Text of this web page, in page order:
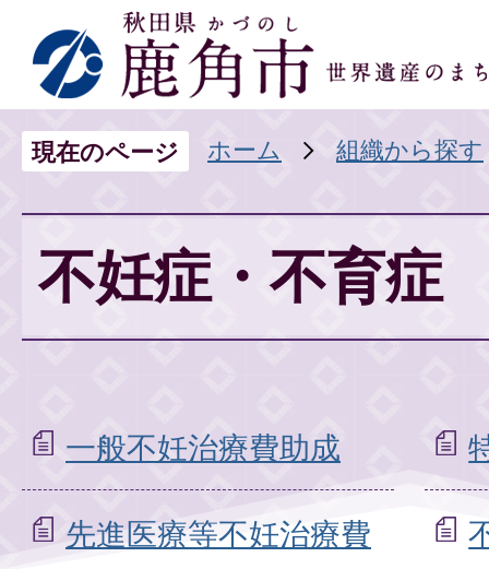
現在のページ ホーム 組織から探す
不妊症・不育症
一般不妊治療費助成
先進医療等不妊治療費